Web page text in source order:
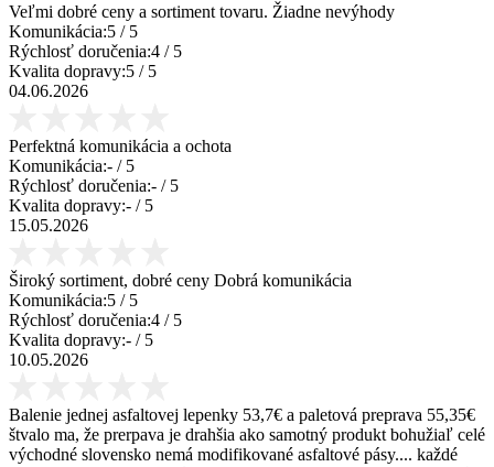
Veľmi dobré ceny a sortiment tovaru. Žiadne nevýhody
Komunikácia:5 / 5
Rýchlosť doručenia:4 / 5
Kvalita dopravy:5 / 5
04.06.2026
Perfektná komunikácia a ochota
Komunikácia:- / 5
Rýchlosť doručenia:- / 5
Kvalita dopravy:- / 5
15.05.2026
Široký sortiment, dobré ceny Dobrá komunikácia
Komunikácia:5 / 5
Rýchlosť doručenia:4 / 5
Kvalita dopravy:- / 5
10.05.2026
Balenie jednej asfaltovej lepenky 53,7€ a paletová preprava 55,35€
štvalo ma, že prerpava je drahšia ako samotný produkt bohužiaľ celé
východné slovensko nemá modifikované asfaltové pásy.... každé